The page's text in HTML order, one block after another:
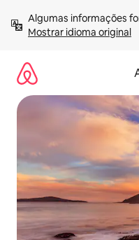
para
Mostrar idioma original